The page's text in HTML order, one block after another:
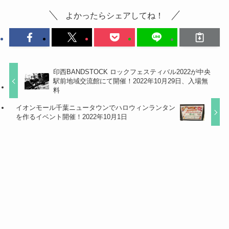
よかったらシェアしてね！
印西BANDSTOCK ロックフェスティバル2022が中央
駅前地域交流館にて開催！2022年10月29日、入場無
料
イオンモール千葉ニュータウンでハロウィンランタン
を作るイベント開催！2022年10月1日